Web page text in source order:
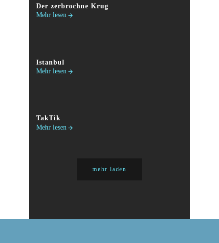
Der zerbrochne Krug
Mehr lesen
Istanbul
Mehr lesen
TakTik
Mehr lesen
mehr laden